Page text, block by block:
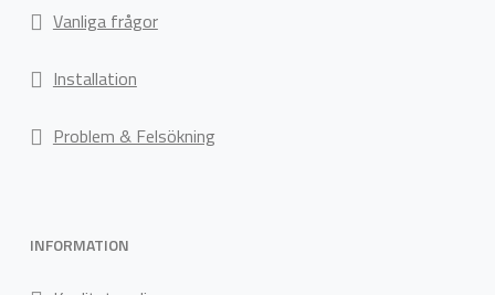
Vanliga frågor
Installation
Problem & Felsökning
INFORMATION